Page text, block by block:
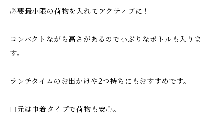
必要最小限の荷物を入れてアクティブに！
コンパクトながら高さがあるので小ぶりなボトルも入りま
す。
ランチタイムのお出かけや2つ持ちにもおすすめです。
口元は巾着タイプで荷物も安心。